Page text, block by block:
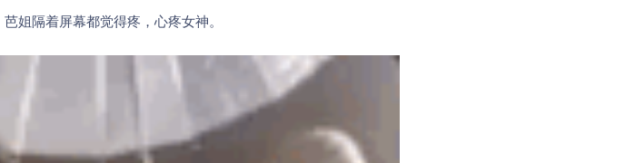
芭姐隔着屏幕都觉得疼，心疼女神。